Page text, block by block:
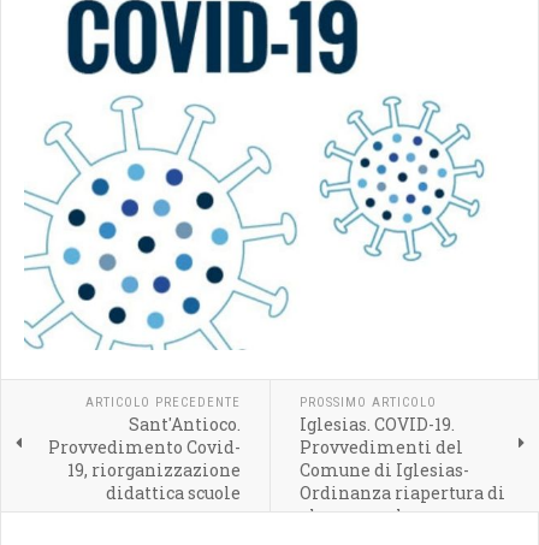
ARTICOLO PRECEDENTE
Sant'Antioco.
Provvedimento Covid-
19, riorganizzazione
didattica scuole
PROSSIMO ARTICOLO
Iglesias. COVID-19.
Provvedimenti del
Comune di Iglesias-
Ordinanza riapertura di
alcune scuole